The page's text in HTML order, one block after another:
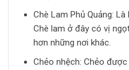
Chè Lam Phủ Quảng:
Chè lam ở đây có vị
hơn những nơi khác.
Chẻo nhệch: Chẻo